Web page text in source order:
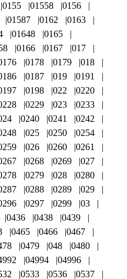
0155 01558
0156
01587 0162
0163
01648
0165
0166 0167
017
0178 0179
018
0187 019
0191
0198 022
0220
0229 023
0233
0240 0241
0242
025 0250
0254
026 0260
0261
0268 0269
027
0279 028
0280
0288 0289
029
0297 0299
03
0436 0438
0439
0465 0466
0467
0479 048
0480
04994
04996
0533 0536 0537